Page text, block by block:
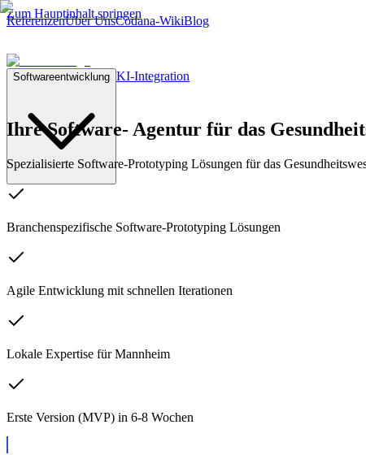
Zum Hauptinhalt springen
ReferenzenÜber UnsCodana-WikiBlog
Softwareentwicklung KI-Integration
Ihre Software- Agentur für das
Spezialisierte Software-Prototyping Lösungen für das
Branchenspezifische Software-Prototyping Lösungen
Agile Entwicklung mit schnellen Iterationen
Lokale Expertise für Mannheim
Erste Version (MVP) in 6-8 Wochen